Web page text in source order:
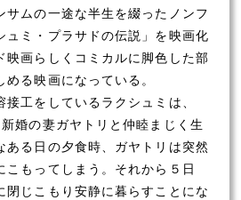
サムの一途な半生を綴ったノンフ
ュミ・プラサドの伝説」を映画化
映画らしくコミカルに脚色した部
る映画になっている。
工をしているラクシュミは、
婚の妻ガヤトリと仲睦まじく生
ある日の夕食時、ガヤトリは突然
こもってしまう。それから５日
閉じこもり安静に暮らすことにな